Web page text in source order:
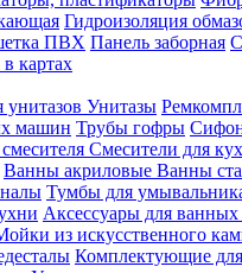
Гидроизоляция
ПВХ Панель заборная
картах
Унитазы
машин Трубы гофры
Смесители для
Ванны акриловые Ванны
Тумбы для
Аксессуары для ванных
из искусственного
Комплектующие